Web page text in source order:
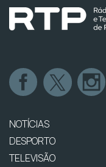
NOTÍCIAS
DESPORTO
TELEVISÃO